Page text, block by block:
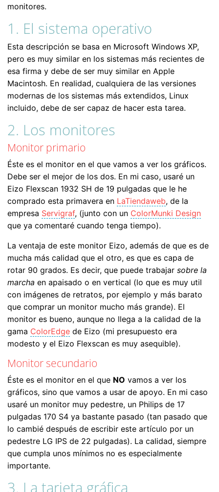
monitores.
1. El sistema operativo
Esta descripción se basa en Microsoft Windows XP,
pero es muy similar en los sistemas más recientes de
esa firma y debe de ser muy similar en Apple
Macintosh. En realidad, cualquiera de las versiones
modernas de los sistemas más extendidos, Linux
incluido, debe de ser capaz de hacer esta tarea.
2. Los monitores
Monitor primario
Éste es el monitor en el que vamos a ver los gráficos.
Debe ser el mejor de los dos. En mi caso, usaré un
Eizo Flexscan 1932 SH de 19 pulgadas que le he
comprado esta primavera en LaTiendaweb, de la
empresa Servigraf, (junto con un ColorMunki Design
que ya comentaré cuando tenga tiempo).
La ventaja de este monitor Eizo, además de que es de
mucha más calidad que el otro, es que es capa de
rotar 90 grados. Es decir, que puede trabajar sobre la
marcha en apaisado o en vertical (lo que es muy util
con imágenes de retratos, por ejemplo y más barato
que comprar un monitor mucho más grande). El
monitor es bueno, aunque no llega a la calidad de la
gama ColorEdge de Eizo (mi presupuesto era
modesto y el Eizo Flexscan es muy asequible).
Monitor secundario
Éste es el monitor en el que NO vamos a ver los
gráficos, sino que vamos a usar de apoyo. En mi caso
usaré un monitor muy pedestre, un Philips de 17
pulgadas 170 S4 ya bastante pasado (tan pasado que
lo cambié después de escribir este artículo por un
pedestre LG IPS de 22 pulgadas). La calidad, siempre
que cumpla unos mínimos no es especialmente
importante.
3. La tarjeta gráfica